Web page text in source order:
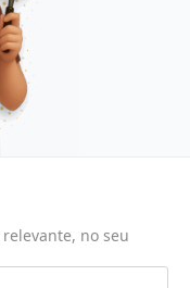
no seu